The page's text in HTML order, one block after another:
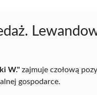
W." zajmuje czołową
gospodarce.